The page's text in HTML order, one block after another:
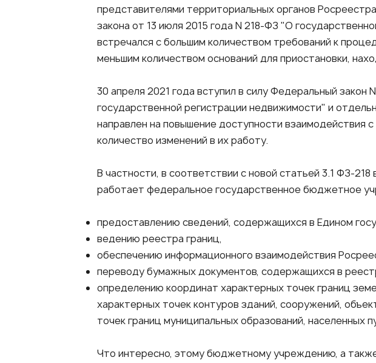
представителями территориальных органов
закона от 13 июля 2015 года N 218-ФЗ "О
встречался с большим количеством требований к
меньшим количеством оснований для приостановки,
30 апреля 2021 года вступил в силу Федеральный
государственной регистрации недвижимости" и
направлен на повышение доступности взаимодействия
количество изменений в их работу.
В частности, в соответствии с новой статьей 3.1 ФЗ-
работает федеральное государственное бюджетное
предоставлению сведений, содержащихся в Едином
ведению реестра границ,
обеспечению информационного взаимодействия
переводу бумажных документов, содержащихся в
определению координат характерных точек границ
характерных точек контуров зданий, сооружений,
точек границ муниципальных образований, населенных
Что интересно, этому бюджетному учреждению, а